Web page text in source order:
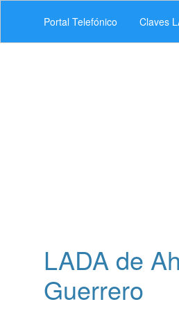
Portal Telefónico Claves
LADA de
Guerrero